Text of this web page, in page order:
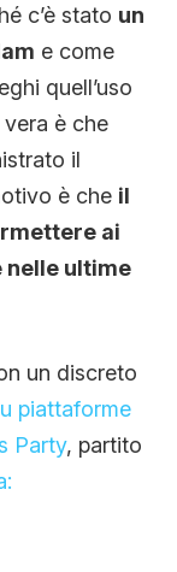
c’è stato un
e come
quell’uso
vera è che
il
è che il
ai
nelle ultime
un discreto
piattaforme
Party, partito